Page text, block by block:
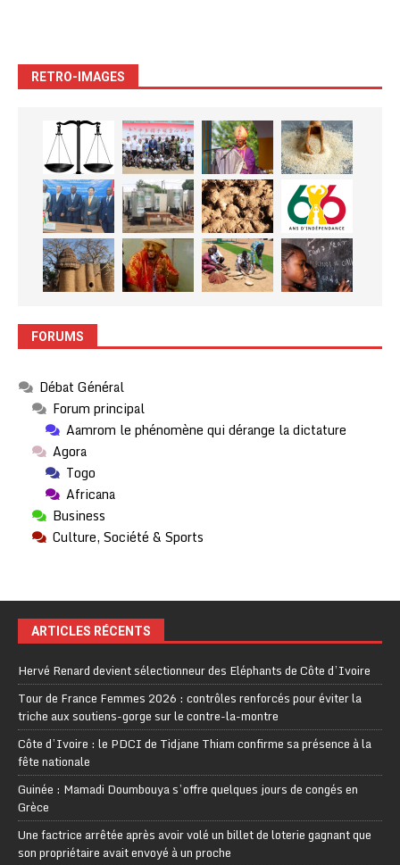
RETRO-IMAGES
FORUMS
Débat Général
Forum principal
Aamrom le phénomène qui dérange la dictature
Agora
Togo
Africana
Business
Culture, Société & Sports
ARTICLES RÉCENTS
Hervé Renard devient sélectionneur des Eléphants de Côte d’Ivoire
Tour de France Femmes 2026 : contrôles renforcés pour éviter la
triche aux soutiens-gorge sur le contre-la-montre
Côte d’Ivoire : le PDCI de Tidjane Thiam confirme sa présence à la
fête nationale
Guinée : Mamadi Doumbouya s’offre quelques jours de congés en
Grèce
Une factrice arrêtée après avoir volé un billet de loterie gagnant que
son propriétaire avait envoyé à un proche